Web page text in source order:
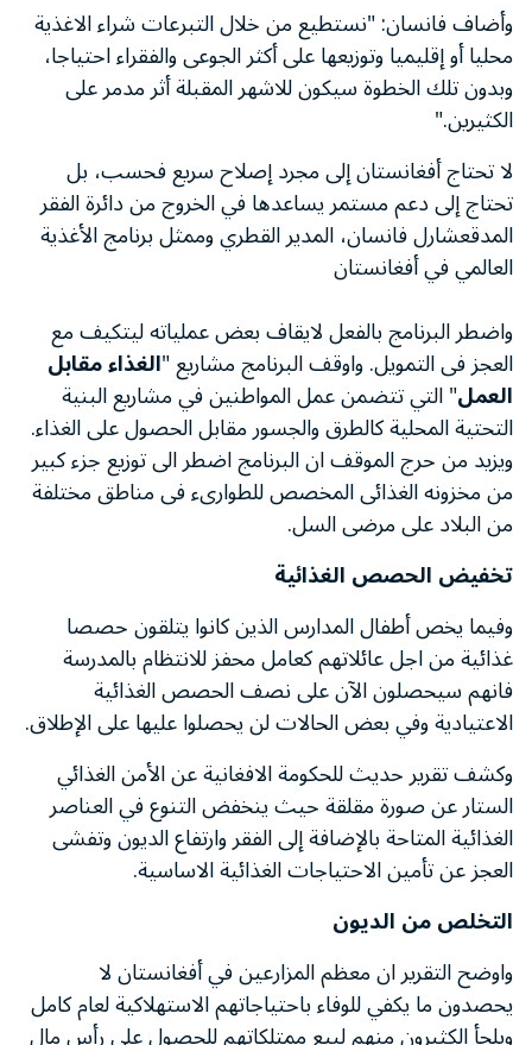
وأضاف فانسان: "نستطيع من خلال التبرعات شراء الاغذية
محليا أو إقليميا وتوزيعها على أكثر الجوعى والفقراء احتياجا،
وبدون تلك الخطوة سيكون للاشهر المقبلة أثر مدمر على
الكثيرين."
لا تحتاج أفغانستان إلى مجرد إصلاح سريع فحسب، بل
تحتاج إلى دعم مستمر يساعدها في الخروج من دائرة الفقر
المدقعشارل فانسان، المدير القطري وممثل برنامج الأغذية
العالمي في أفغانستان
واضطر البرنامج بالفعل لايقاف بعض عملياته ليتكيف مع
العجز فى التمويل. واوقف البرنامج مشاريع "الغذاء مقابل
العمل" التي تتضمن عمل المواطنين في مشاريع البنية
التحتية المحلية كالطرق والجسور مقابل الحصول على الغذاء.
ويزيد من حرج الموقف ان البرنامج اضطر الى توزيع جزء كبير
من مخزونه الغذائى المخصص للطوارىء فى مناطق مختلفة
من البلاد على مرضى السل.
تخفيض الحصص الغذائية
وفيما يخص أطفال المدارس الذين كانوا يتلقون حصصا
غذائية من اجل عائلاتهم كعامل محفز للانتظام بالمدرسة
فانهم سيحصلون الآن على نصف الحصص الغذائية
الاعتيادية وفي بعض الحالات لن يحصلوا عليها على الإطلاق.
وكشف تقرير حديث للحكومة الافغانية عن الأمن الغذائي
الستار عن صورة مقلقة حيث ينخفض التنوع في العناصر
الغذائية المتاحة بالإضافة إلى الفقر وارتفاع الديون وتفشى
العجز عن تأمين الاحتياجات الغذائية الاساسية.
التخلص من الديون
واوضح التقرير ان معظم المزارعين في أفغانستان لا
يحصدون ما يكفي للوفاء باحتياجاتهم الاستهلاكية لعام كامل